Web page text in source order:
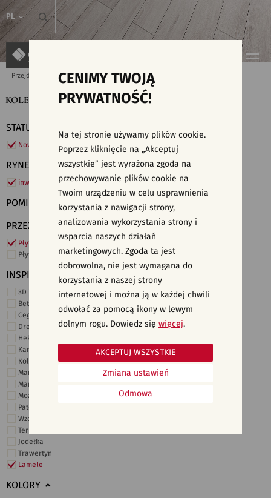
PL
Przejdź do strony głównej Kolekcje
KOLEKCJE WYSZUKIWARKA PŁYTEK
STATUS
Nowości
RYNEK
inwestycje
POMIESZCZENIE
PRZEZNACZENIE
Płytki ścienne
Płytki podłogowe
INSPIRACJE
3D i struktury
Beton
Cegiełki
Drewno
Heksagonalne
Kamień
Kolor
Marmur
Marokańskie
Mozaika
Patchwork
Wzory i motywy
Terrazzo
Jodełka
Trawertyn
Lamele
KOLORY
CENIMY TWOJĄ
PRYWATNOŚĆ!
Na tej stronie używamy plików cookie.
Poprzez kliknięcie na „Akceptuj
wszystkie” jest wyrażona zgoda na
przechowywanie plików cookie na
Twoim urządzeniu w celu usprawnienia
korzystania z nawigacji strony,
analizowania wykorzystania strony i
wsparcia naszych działań
marketingowych. Zgoda ta jest
dobrowolna, nie jest wymagana do
korzystania z naszej strony
internetowej i można ją w każdej chwili
odwołać za pomocą ikony w lewym
dolnym rogu. Dowiedz się więcej.
Odmowa
Zmiana ustawień
AKCEPTUJ WSZYSTKIE